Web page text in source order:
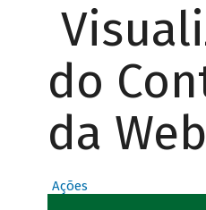
do
da Web
Ações